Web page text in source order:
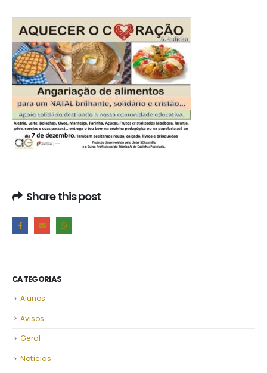
Share this post
CATEGORIAS
Alunos
Avisos
Geral
Notícias